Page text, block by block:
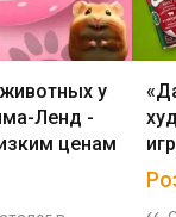
у
Ленд -
ценам
и